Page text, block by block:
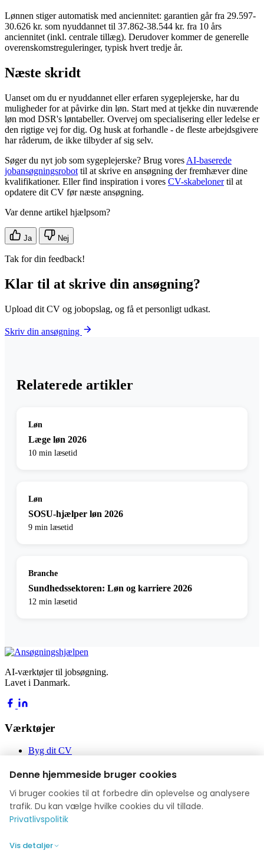
Lønnen stiger automatisk med anciennitet: garantien går fra 29.597-
30.626 kr. som nyuddannet til 37.862-38.544 kr. fra 10 års
anciennitet (inkl. centrale tillæg). Derudover kommer de generelle
overenskomstreguleringer, typisk hvert tredje år.
Næste skridt
Uanset om du er nyuddannet eller erfaren sygeplejerske, har du
muligheder for at påvirke din løn. Start med at tjekke din nuværende
løn mod DSR's løntabeller. Overvej om specialisering eller ledelse er
den rigtige vej for dig. Og husk at forhandle - de fleste arbejdsgivere
har råderum, de ikke tilbyder af sig selv.
Søger du nyt job som sygeplejerske? Brug vores AI-baserede
jobansøgningsrobot til at skrive en ansøgning der fremhæver dine
kvalifikationer. Eller find inspiration i vores CV-skabelonertil at
opdatere dit CV før næste ansøgning.
Var denne artikel hjælpsom?
Ja Nej
Tak for din feedback!
Klar til at skrive din ansøgning?
Upload dit CV og jobopslag, og få et personligt udkast.
Skriv din ansøgning
Relaterede artikler
Løn
Læge løn 2026
10 min læsetid
Løn
SOSU-hjælper løn 2026
9 min læsetid
Branche
Sundhedssektoren: Løn og karriere 2026
12 min læsetid
AI-værktøjer til jobsøgning.
Lavet i Danmark.
Værktøjer
Byg dit CV
Jobakademiet
Virksomhed
Kontakt
Denne hjemmeside bruger cookies
Vi bruger cookies til at forbedre din oplevelse og analysere
trafik. Du kan vælge hvilke cookies du vil tillade.
Privatlivspolitik
Vis detaljer